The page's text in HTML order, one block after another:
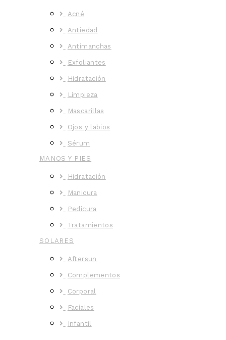
Acné
Antiedad
Antimanchas
Exfoliantes
Hidratación
Limpieza
Mascarillas
Ojos y labios
Sérum
MANOS Y PIES
Hidratación
Manicura
Pedicura
Tratamientos
SOLARES
Aftersun
Complementos
Corporal
Faciales
Infantil